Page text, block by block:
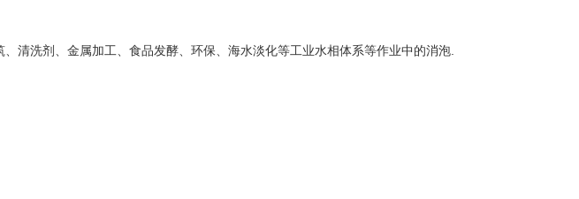
洗剂、金属加工、食品发酵、环保、海水淡化等工业水相体系等作业中的消泡.
引入。
及防冻。